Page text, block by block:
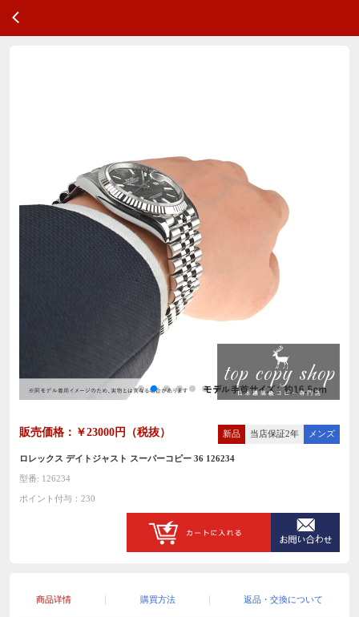
販売価格：￥23000円（税抜） 新品 当店保証2年 メンズ
ロレックス デイトジャスト スーパーコピー 36 126234
型番: 126234
ポイント付与：230
商品详情 購買方法 返品・交換について